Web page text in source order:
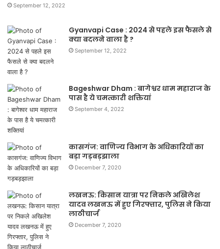
September 12, 2022
Gyanvapi Case : 2024 से पहले इस फैसले से
क्या बदलने वाला है ?
September 12, 2022
Bageshwar Dham : बागेश्वर धाम महाराज के
पास है ये चमत्कारी शक्तियां
September 4, 2022
कासगंज: वाणिज्य विभाग के अधिकारियों का
बड़ा गड़बड़झाला
December 7, 2020
लखनऊ: किसान यात्रा पर निकले अखिलेश
यादव लखनऊ में हुए गिरफ्तार, पुलिस ने किया
लाठीचार्ज
December 7, 2020